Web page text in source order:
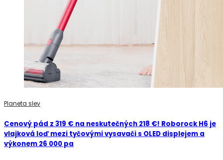
Planeta slev
Cenový pád z 319 € na neskutečných 218 €! Roborock H6 je
vlajková loď mezi tyčovými vysavači s OLED displejem a
výkonem 26 000 pa